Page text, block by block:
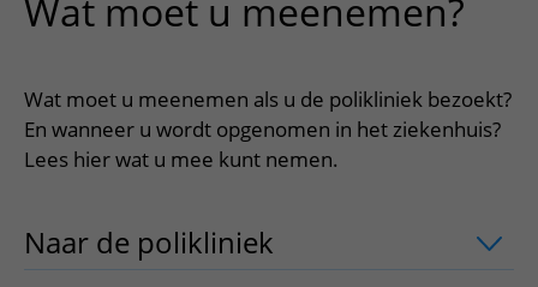
Zorg en behandeling
Behandelingen
Poliklinieken
Onze zorgverleners
Afspraak maken of wijzigen
Bezoek aan de polikliniek
Voorbereiding op uw afspraak
In het ziekenhuis
Winkels en restaurants
Spoed
Contactgegevens
Verwijzers
Patiënt verwijzen
Wat moet u meenemen?
Wat moet u meenemen als u de polikliniek bezoekt?
En wanneer u wordt opgenomen in het ziekenhuis?
Lees hier wat u mee kunt nemen.
Naar de polikliniek uitklapper, klik